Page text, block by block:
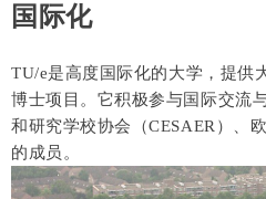
国际化
TU/e是高度国际化的大学，提供
博士项目。它积极参与国际交流
和研究学校协会（CESAER）、
的成员。